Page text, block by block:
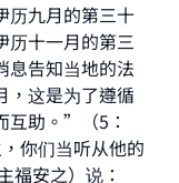
历九月的第三十
历十一月的第三
息告知当地的法
，这是为了遵循
互助。”（5：
你们当听从他的
安之）说：